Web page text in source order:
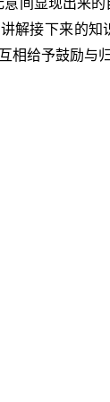
意间显现出来
解接下来的知
相给予鼓励与